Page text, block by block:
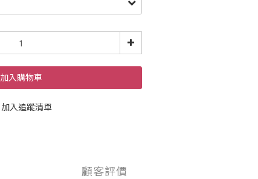
加入購物車
加入追蹤清單
顧客評價